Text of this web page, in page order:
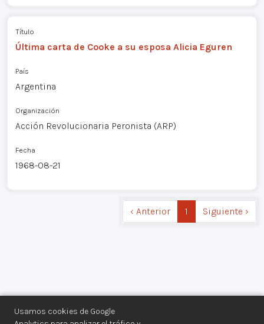
Usamos cookies de Google
Título
Última carta de Cooke a su esposa Alicia Eguren
País
Argentina
Organización
Acción Revolucionaria Peronista (ARP)
Fecha
1968-08-21
‹ Anterior 1 Siguiente ›